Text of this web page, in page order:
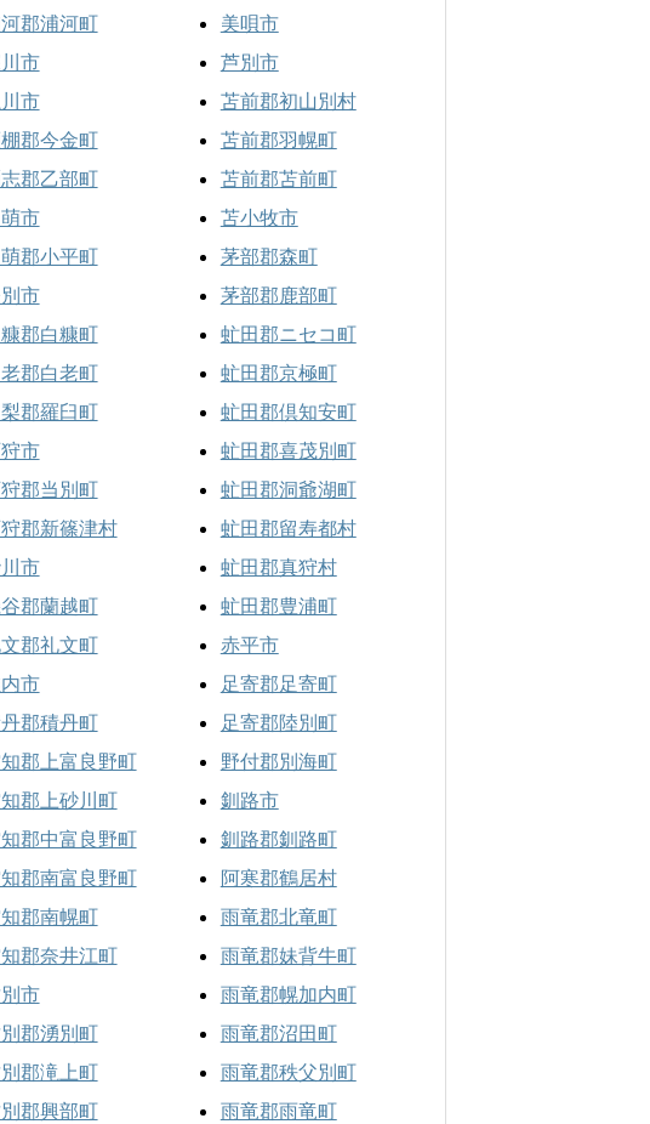
郡浦河町
市
市
郡今金町
郡乙部町
市
郡小平町
市
郡白糠町
郡白老町
郡羅臼町
市
郡当別町
郡新篠津村
市
郡蘭越町
郡礼文町
市
郡積丹町
郡上富良野町
郡上砂川町
郡中富良野町
郡南富良野町
郡南幌町
郡奈井江町
市
郡湧別町
郡滝上町
郡興部町
美唄市
芦別市
苫前郡初山別村
苫前郡羽幌町
苫前郡苫前町
苫小牧市
茅部郡森町
茅部郡鹿部町
虻田郡ニセコ町
虻田郡京極町
虻田郡倶知安町
虻田郡喜茂別町
虻田郡洞爺湖町
虻田郡留寿都村
虻田郡真狩村
虻田郡豊浦町
赤平市
足寄郡足寄町
足寄郡陸別町
野付郡別海町
釧路市
釧路郡釧路町
阿寒郡鶴居村
雨竜郡北竜町
雨竜郡妹背牛町
雨竜郡幌加内町
雨竜郡沼田町
雨竜郡秩父別町
雨竜郡雨竜町